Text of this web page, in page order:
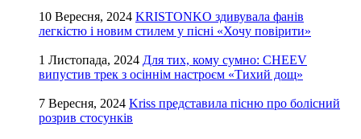
10 Вересня, 2024 KRISTONKO здивувала фанів
легкістю і новим стилем у пісні «Хочу повірити»
1 Листопада, 2024 Для тих, кому сумно: CHEEV
випустив трек з осіннім настроєм «Тихий дощ»
7 Вересня, 2024 Kriss представила пісню про болісний
розрив стосунків